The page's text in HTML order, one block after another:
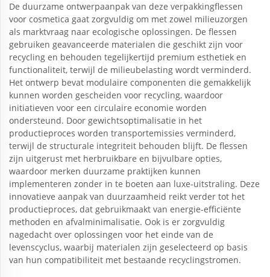
De duurzame ontwerpaanpak van deze verpakkingflessen
voor cosmetica gaat zorgvuldig om met zowel milieuzorgen
als marktvraag naar ecologische oplossingen. De flessen
gebruiken geavanceerde materialen die geschikt zijn voor
recycling en behouden tegelijkertijd premium esthetiek en
functionaliteit, terwijl de milieubelasting wordt verminderd.
Het ontwerp bevat modulaire componenten die gemakkelijk
kunnen worden gescheiden voor recycling, waardoor
initiatieven voor een circulaire economie worden
ondersteund. Door gewichtsoptimalisatie in het
productieproces worden transportemissies verminderd,
terwijl de structurale integriteit behouden blijft. De flessen
zijn uitgerust met herbruikbare en bijvulbare opties,
waardoor merken duurzame praktijken kunnen
implementeren zonder in te boeten aan luxe-uitstraling. Deze
innovatieve aanpak van duurzaamheid reikt verder tot het
productieproces, dat gebruikmaakt van energie-efficiënte
methoden en afvalminimalisatie. Ook is er zorgvuldig
nagedacht over oplossingen voor het einde van de
levenscyclus, waarbij materialen zijn geselecteerd op basis
van hun compatibiliteit met bestaande recyclingstromen.